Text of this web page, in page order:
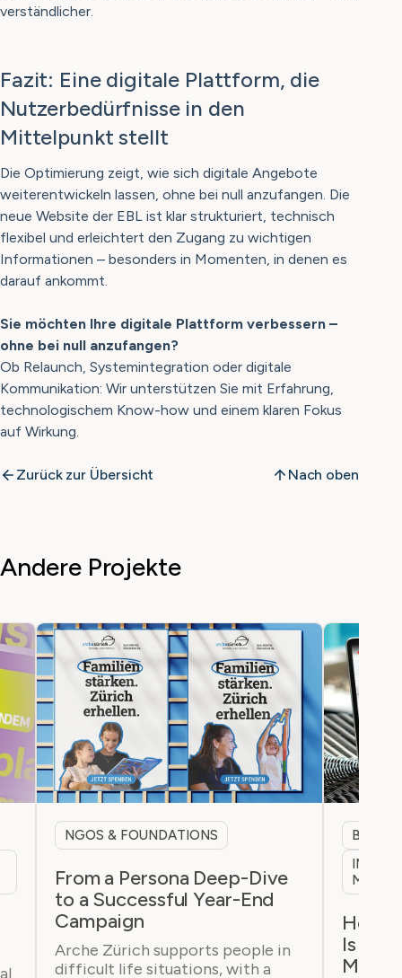
verständlicher.
Fazit: Eine digitale Plattform, die
Nutzerbedürfnisse in den
Mittelpunkt stellt
Die Optimierung zeigt, wie sich digitale Angebote
weiterentwickeln lassen, ohne bei null anzufangen. Die
neue Website der EBL ist klar strukturiert, technisch
flexibel und erleichtert den Zugang zu wichtigen
Informationen – besonders in Momenten, in denen es
darauf ankommt.
Sie möchten Ihre digitale Plattform verbessern –
ohne bei null anzufangen?
Ob Relaunch, Systemintegration oder digitale
Kommunikation: Wir unterstützen Sie mit Erfahrung,
technologischem Know-how und einem klaren Fokus
auf Wirkung.
Zurück zur Übersicht Nach oben
Andere Projekte
NGOS & FOUNDATIONS
From a Persona Deep-Dive
to a Successful Year-End
Campaign
Arche Zürich supports people in
difficult life situations, with a
B2B &
How
Is